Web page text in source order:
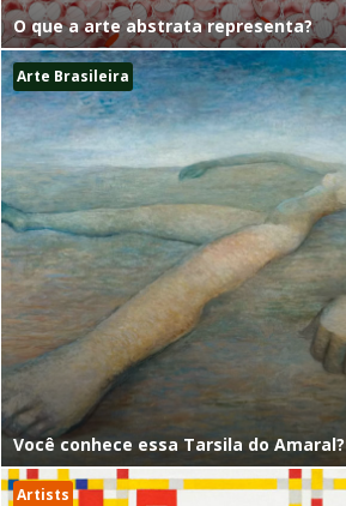
O que a arte abstrata representa?
Arte Brasileira
Você conhece essa Tarsila do Amaral?
Artists